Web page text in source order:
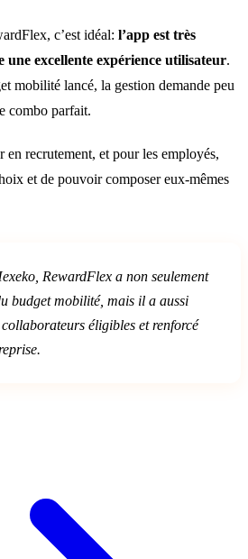
c’est idéal: l’app est très
une excellente expérience utilisateur.
mobilité lancé, la gestion demande peu
combo parfait.
en recrutement, et pour les employés,
et de pouvoir composer eux-mêmes
RewardFlex a non seulement
budget mobilité, mais il a aussi
éligibles et renforcé